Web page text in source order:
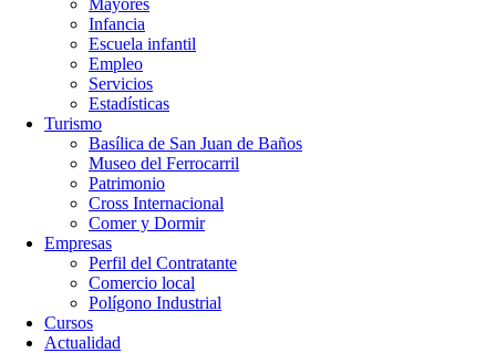
Mayores
Infancia
Escuela infantil
Empleo
Servicios
Estadísticas
Turismo
Basílica de San Juan de Baños
Museo del Ferrocarril
Patrimonio
Cross Internacional
Comer y Dormir
Empresas
Perfil del Contratante
Comercio local
Polígono Industrial
Cursos
Actualidad